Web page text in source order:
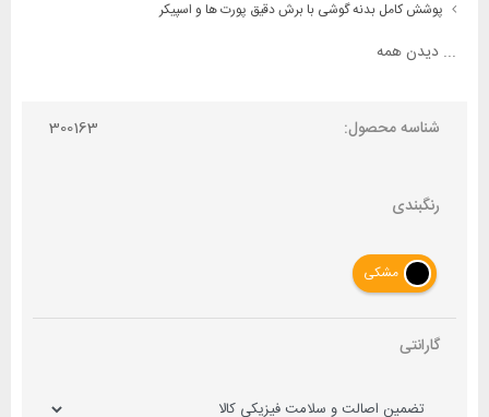
پوشش کامل بدنه گوشی با برش دقیق پورت ها و اسپیکر
... دیدن همه
شناسه محصول: 300163
رنگبندی
مشکی
گارانتی